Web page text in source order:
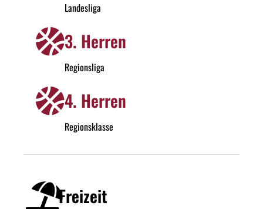
Landesliga
3. Herren
Regionsliga
4. Herren
Regionsklasse
Freizeit